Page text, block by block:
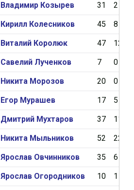
Владимир Козырев 31 2
Кирилл Колесников 45 8
Виталий Королюк 47 12
Савелий Лученков 7 0
Никита Морозов 20 0
Егор Мурашев 17 5
Дмитрий Мухтаров 37 11
Никита Мыльников 52 22
Ярослав Овчинников 35 6
Ярослав Огородников 10 1